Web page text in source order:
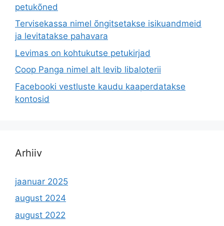
petukõned
Tervisekassa nimel õngitsetakse isikuandmeid
ja levitatakse pahavara
Levimas on kohtukutse petukirjad
Coop Panga nimel alt levib libaloterii
Facebooki vestluste kaudu kaaperdatakse
kontosid
Arhiiv
jaanuar 2025
august 2024
august 2022